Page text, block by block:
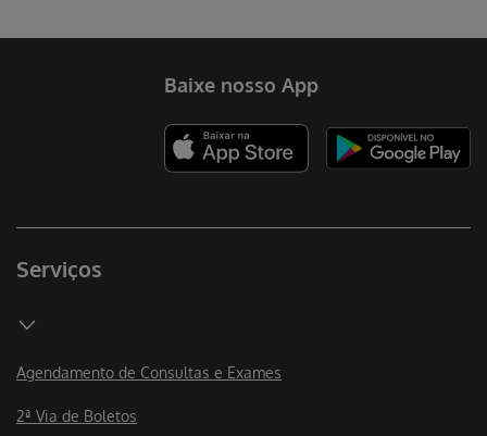
Serviços
Agendamento de Consultas e Exames
2ª Via de Boletos
Baixe nosso App